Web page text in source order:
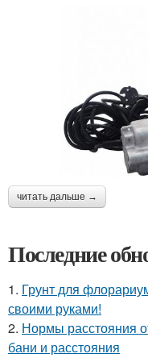
читать дальше →
Последние
1. Грунт для
своими руками!
2. Нормы расстояния
бани и расстояния